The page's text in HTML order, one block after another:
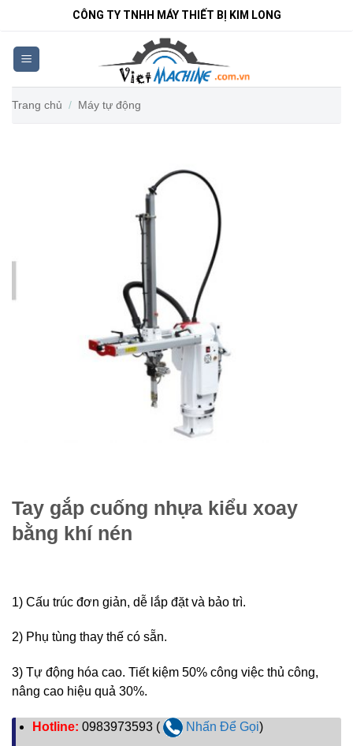
nội
dung
CÔNG TY TNHH MÁY THIẾT BỊ KIM LONG
Trang chủ / Máy tự động
Tay gắp cuống nhựa kiểu xoay
bằng khí nén
1) Cấu trúc đơn giản, dễ lắp đặt và bảo trì.
2) Phụ tùng thay thế có sẵn.
3) Tự động hóa cao. Tiết kiệm 50% công việc thủ công,
nâng cao hiệu quả 30%.
Hotline: 0983973593 ( Nhấn Để Gọi)